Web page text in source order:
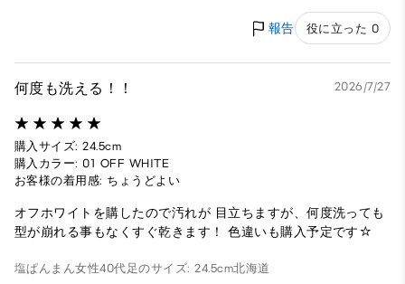
報告 役に立った 0
何度も洗える！！ 2026/7/27
購入サイズ: 24.5cm
購入カラー: 01 OFF WHITE
お客様の着用感: ちょうどよい
オフホワイトを購したので汚れが 目立ちますが、何度洗っても
型が崩れる事もなくすぐ乾きます！ 色違いも購入予定です☆
塩ぱんまん女性40代足のサイズ: 24.5cm北海道